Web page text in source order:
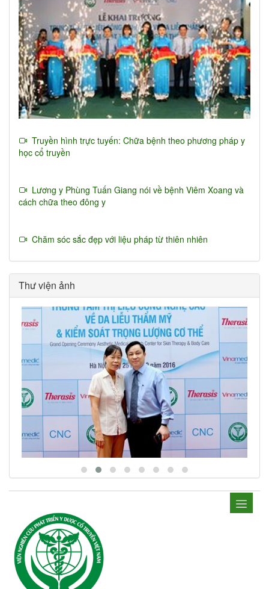
Truyền hình trực tuyến: Chữa bệnh theo phương pháp y
học cổ truyền
Lương y Phùng Tuấn Giang nói về bệnh Viêm Xoang và
cách chữa theo đông y
Chăm sóc sắc đẹp với liệu pháp từ thiên nhiên
Thư viện ảnh